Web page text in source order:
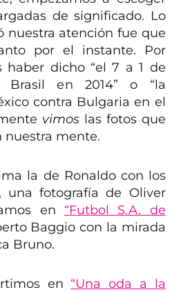
de significado. Lo
nuestra atención fue que
por el instante. Por
haber dicho “el 7 a 1 de
Brasil en 2014” o “la
contra Bulgaria en el
vimoslas fotos que
nuestra mente.
la de Ronaldo con los
una fotografía de Oliver
en “Futbol S.A. de
Baggio con la mirada
Bruno.
en “Una oda a la